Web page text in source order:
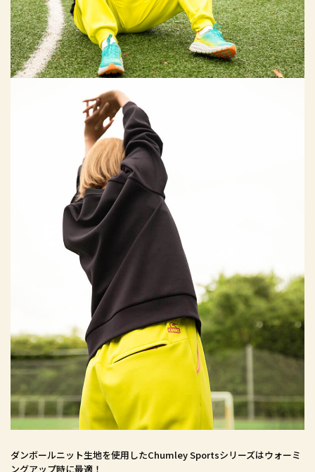
ダンボールニット生地を使用したChumley Sportsシリーズはウォーミ
ングアップ時に最適！